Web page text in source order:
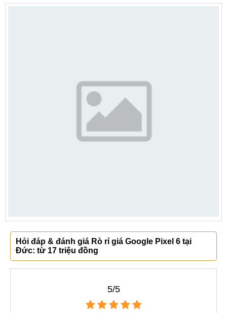
Hỏi đáp & đánh giá Rò rỉ giá Google Pixel 6 tại
Đức: từ 17 triệu đồng
5/5